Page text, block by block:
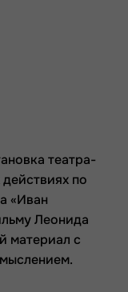
театра-
по
«Иван
Леонида
материал с